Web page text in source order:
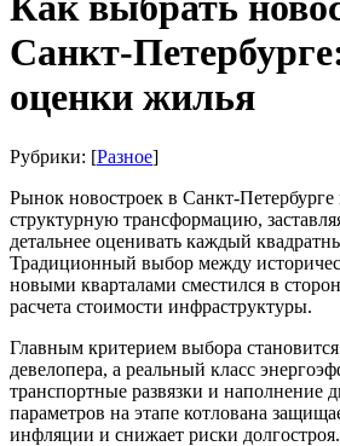
Санкт-
оценки жилья
Рубрики: [Разное]
Рынок новостроек в Санкт-Петербурге
структурную трансформацию,
детальнее оценивать каждый
Традиционный выбор между
новыми кварталами сместился в
расчета стоимости инфраструктуры.
Главным критерием выбора
девелопера, а реальный класс
транспортные развязки и наполнение
параметров на этапе котлована
инфляции и снижает риски долгостроя.